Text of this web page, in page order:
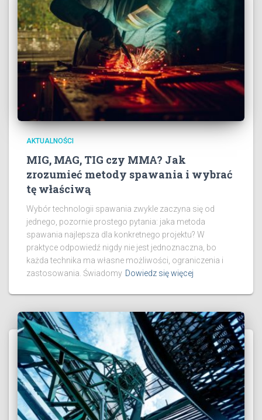
AKTUALNOŚCI
MIG, MAG, TIG czy MMA? Jak
zrozumieć metody spawania i wybrać
tę właściwą
Wybór technologii spawania zwykle zaczyna się od
jednego, pozornie prostego pytania: jaka metoda
spawania najlepsza dla konkretnego projektu? W
praktyce odpowiedź nigdy nie jest jednoznaczna, bo
każda technika ma własne możliwości, ograniczenia i
zastosowania. Świadomy Dowiedz się więcej